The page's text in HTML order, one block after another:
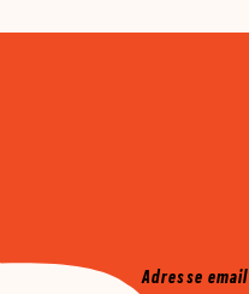
Mailjet
Adresse email